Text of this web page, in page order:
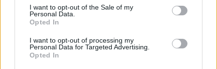
consent section.
I want to opt-out of the Sale of my
Personal Data.
Opted In
I want to opt-out of processing my
Personal Data for Targeted Advertising.
Opted In
fizikusa. 2018-ban fizika Nobel-díjat kapott Donna Strickland-
dal megosztva. A szegedi lézerkutató központ (ELI)
munkásságát elsimerő díj birtokosa, melyek közül a
legrangosabb a 2018-as, megosztott fizikai Nobel-díj.